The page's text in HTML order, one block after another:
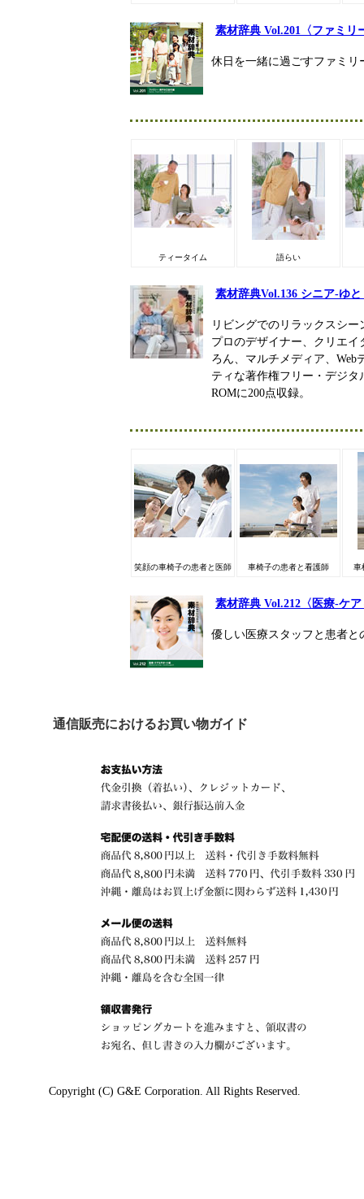
素材辞典 Vol.201〈ファミリ
休日を一緒に過ごすファミ
ティータイム 語らい
素材辞典Vol.136 シニア-ゆ
リビングでのリラックスシ
プロのデザイナー、クリエ
ろん、マルチメディア、
ティな著作権フリー・デジ
ROMに200点収録。
笑顔の車椅子の患者と医師 車椅子の患者と看護師 車
素材辞典 Vol.212〈医療-ケ
優しい医療スタッフと患者
通信販売におけるお買い物ガイド
Copyright (C) G&E Corporation. All Rights Reserved.